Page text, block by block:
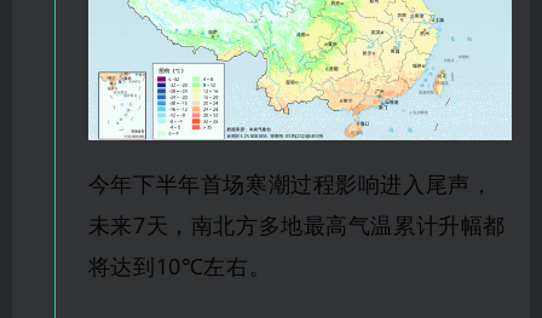
今年下半年首场寒潮过程影响进入尾声，
未来7天，南北方多地最高气温累计升幅都
将达到10℃左右。